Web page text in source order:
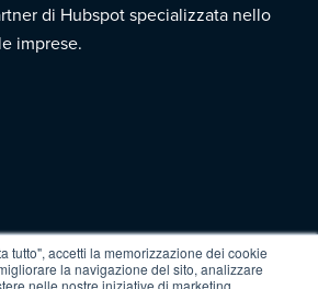
tutto", accetti la memorizzazione dei cookie
la navigazione del sito, analizzare
nelle nostre iniziative di marketing.
di Hubspot specializzata nello
imprese.